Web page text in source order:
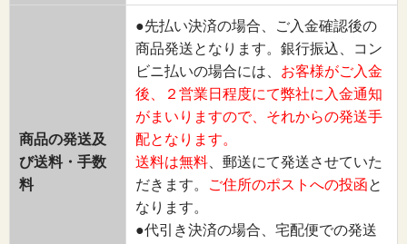
商品の発送及
び送料・手数
料
●先払い決済の場合、ご入金確認後の
商品発送となります。銀行振込、コン
ビニ払いの場合には、 お客様がご入金
後、２営業日程度にて弊社に入金通知
がまいりますので、それからの発送手
配となります。
送料は無料 、郵送にて発送させていた
だきます。
ご住所のポストへの投函と
なります。
●代引き決済の場合、宅配便での発送